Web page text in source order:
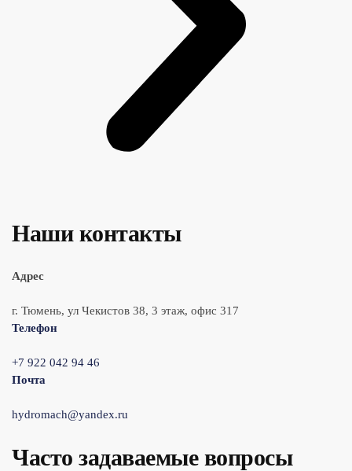
Наши контакты
Адрес
г. Тюмень, ул Чекистов 38, 3 этаж, офис 317
Телефон
+7 922 042 94 46
Почта
hydromach@yandex.ru
Часто задаваемые вопросы